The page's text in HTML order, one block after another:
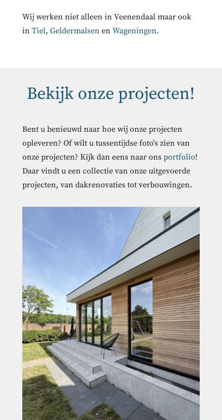
Wij werken niet alleen in Veenendaal maar ook
in Tiel, Geldermalsenen Wageningen.
Bekijk onze projecten!
Bent u benieuwd naar hoe wij onze projecten
opleveren? Of wilt u tussentijdse foto's zien van
onze projecten? Kijk dan eens naar ons portfolio!
Daar vindt u een collectie van onze uitgevoerde
projecten, van dakrenovaties tot verbouwingen.